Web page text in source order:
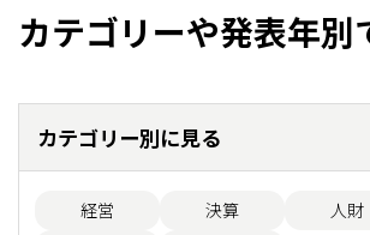
カテゴリーや発表年別
カテゴリー別に見る
経営 決算
人財